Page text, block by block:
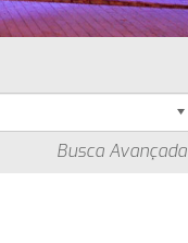
Busca Avançada